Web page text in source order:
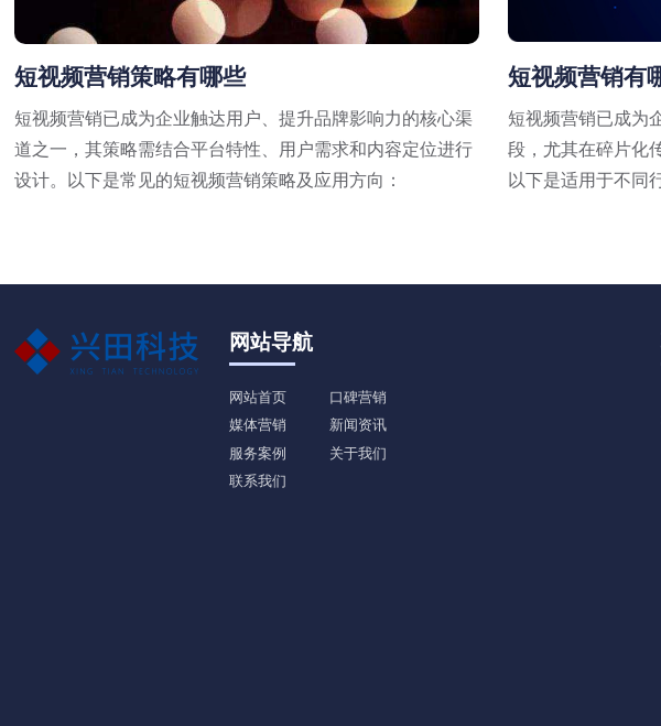
短视频营销策略有哪些
短视频营销已成为企业触达用户、提升品牌影响力的核心渠
道之一，其策略需结合平台特性、用户需求和内容定位进行
设计。以下是常见的短视频营销策略及应用方向：
短视频营销有
短视频营销已成为
段，尤其在碎片化
以下是适用于不同
网站导航
网站首页
口碑营销
媒体营销
新闻资讯
服务案例
关于我们
联系我们